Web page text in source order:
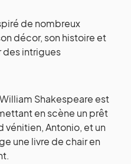
de nombreux
décor, son histoire et
des intrigues
Shakespeare est
en scène un prêt
vénitien, Antonio, et un
une livre de chair en